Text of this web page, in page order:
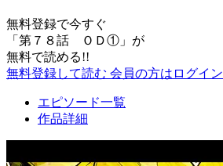
無料登録で今すぐ
「 第７８話 ＯＤ① 」が
無料で読める!!
無料登録して読む 会員の方はログイン
エピソード一覧
作品詳細